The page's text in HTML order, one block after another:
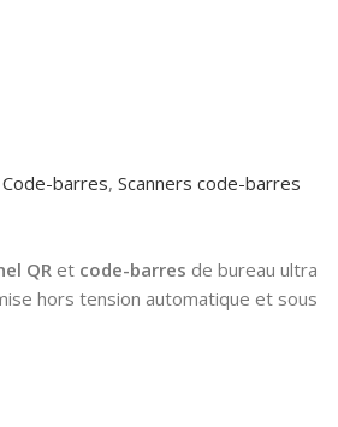
Code-barres, Scanners code-barres
QR et code-barres de bureau ultra
hors tension automatique et sous